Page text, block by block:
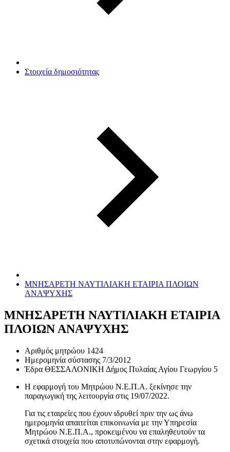
Στοιχεία δημοσιότητας
ΜΝΗΣΑΡΕΤΗ ΝΑΥΤΙΛΙΑΚΗ ΕΤΑΙΡΙΑ ΠΛΟΙΩΝ
ΑΝΑΨΥΧΗΣ
ΜΝΗΣΑΡΕΤΗ ΝΑΥΤΙΛΙΑΚΗ ΕΤΑΙΡΙΑ
ΠΛΟΙΩΝ ΑΝΑΨΥΧΗΣ
Αριθμός μητρώου 1424
Ημερομηνία σύστασης 7/3/2012
Έδρα ΘΕΣΣΑΛΟΝΙΚΗ Δήμος Πυλαίας Αγίου Γεωργίου 5
Η εφαρμογή του Μητρώου Ν.Ε.Π.Α. ξεκίνησε την
παραγωγική της λειτουργία στις 19/07/2022.
Για τις εταιρείες που έχουν ιδρυθεί πριν την ως άνω
ημερομηνία απαιτείται επικοινωνία με την Υπηρεσία
Μητρώου Ν.Ε.Π.Α., προκειμένου να επαληθευτούν τα
σχετικά στοιχεία που αποτυπώνονται στην εφαρμογή.